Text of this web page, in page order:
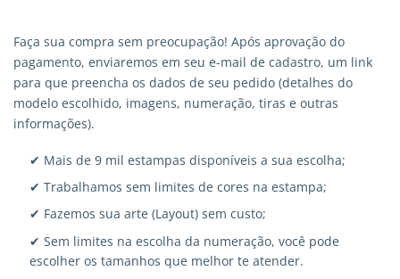
Faça sua compra sem preocupação! Após aprovação do
pagamento, enviaremos em seu e-mail de cadastro, um link
para que preencha os dados de seu pedido (detalhes do
modelo escolhido, imagens, numeração, tiras e outras
informações).
✔ Mais de 9 mil estampas disponíveis a sua escolha;
✔ Trabalhamos sem limites de cores na estampa;
✔ Fazemos sua arte (Layout) sem custo;
✔ Sem limites na escolha da numeração, você pode
escolher os tamanhos que melhor te atender.